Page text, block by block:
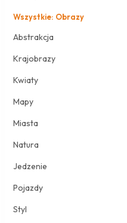
Wszystkie: Obrazy
Abstrakcja
Krajobrazy
Kwiaty
Mapy
Miasta
Natura
Jedzenie
Pojazdy
Styl